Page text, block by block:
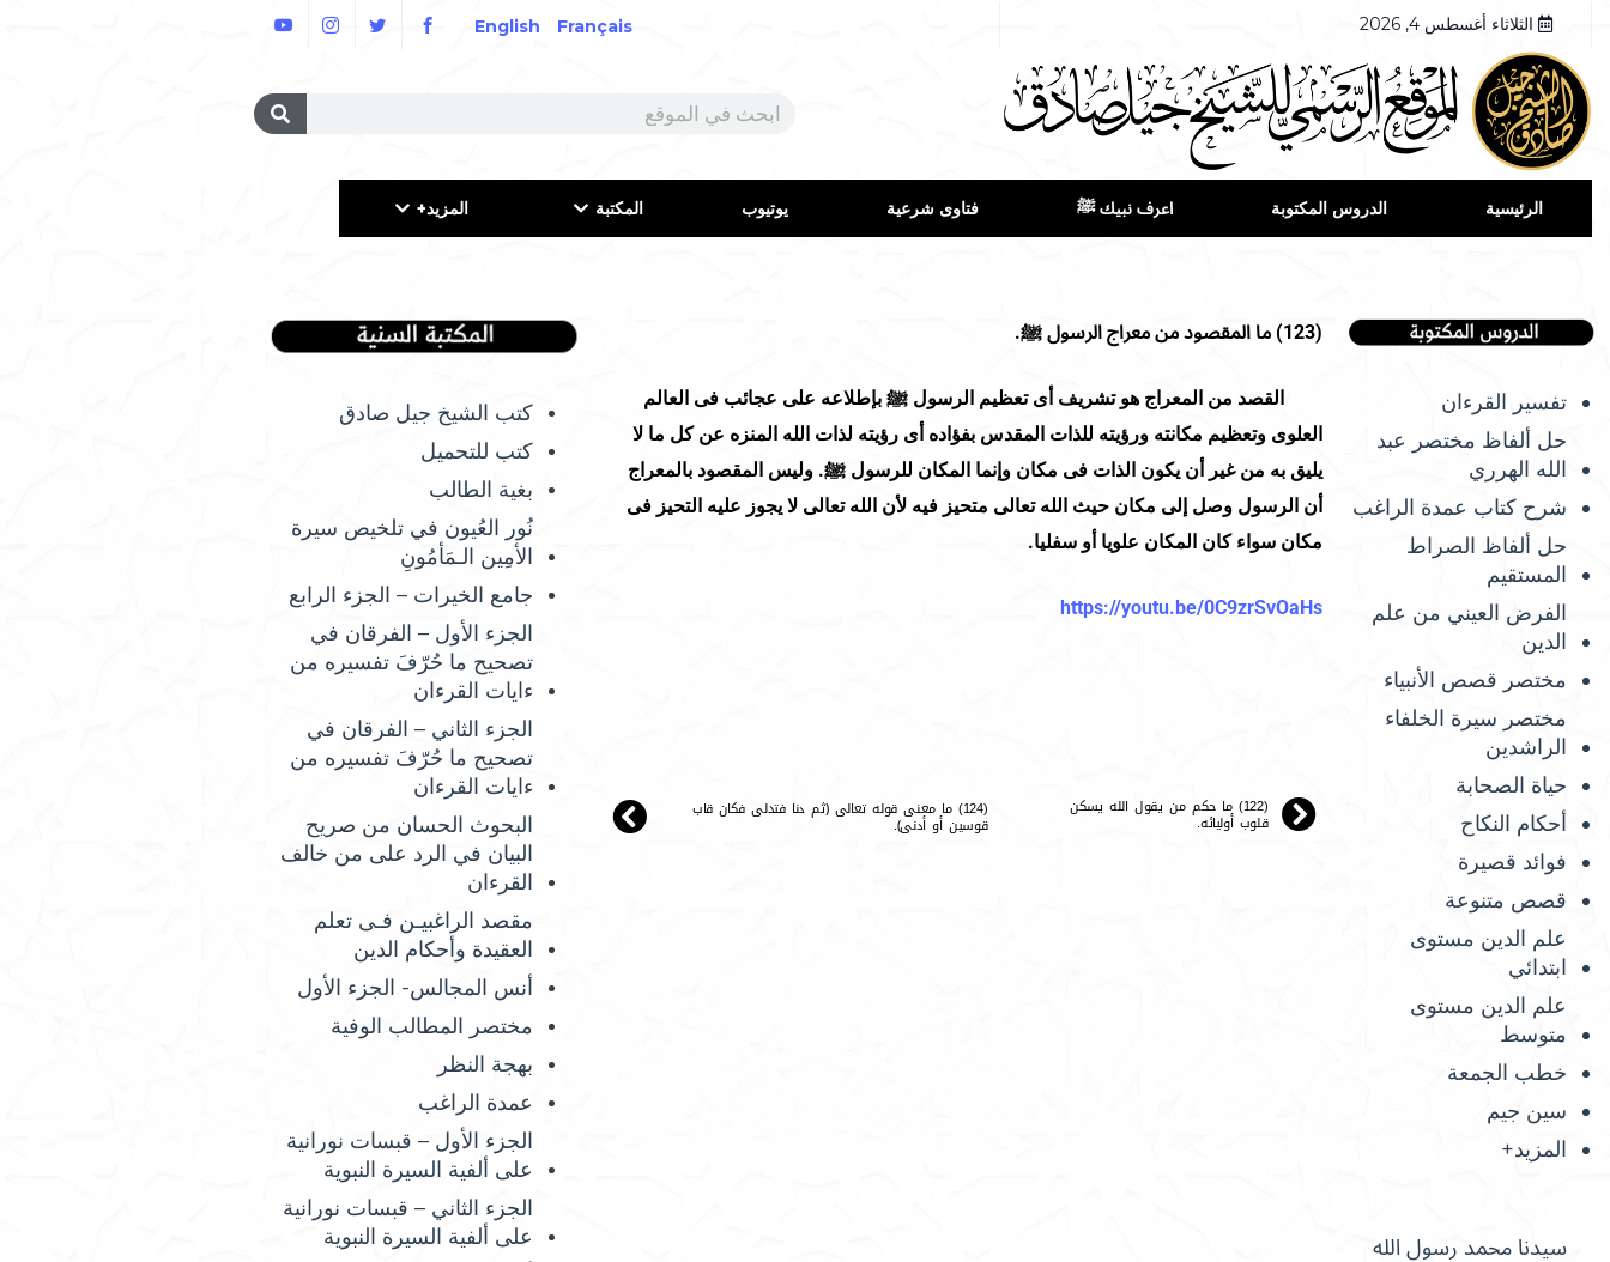
الثلاثاء أغسطس 4, 2026 Français
English
الرئيسية الدروس المكتوبة اعرف نبيك ﷺ فتاوى شرعية يوتيوب المكتبة المزيد+
تفسير القرءان
حل ألفاظ مختصر عبد
الله الهرري
شرح كتاب عمدة الراغب
حل ألفاظ الصراط
المستقيم
الفرض العيني من علم
الدين
مختصر قصص الأنبياء
مختصر سيرة الخلفاء
الراشدين
حياة الصحابة
أحكام النكاح
فوائد قصيرة
قصص متنوعة
علم الدين مستوى
ابتدائي
علم الدين مستوى
متوسط
خطب الجمعة
سين جيم
المزيد+
سيدنا محمد رسول الله
(123) ما المقصود من معراج الرسول ﷺ.
القصد من المعراج هو تشريف أى تعظيم الرسول ﷺ بإطلاعه على عجائب فى العالم
العلوى وتعظيم مكانته ورؤيته للذات المقدس بفؤاده أى رؤيته لذات الله المنزه عن كل ما لا
يليق به من غير أن يكون الذات فى مكان وإنما المكان للرسول ﷺ. وليس المقصود بالمعراج
أن الرسول وصل إلى مكان حيث الله تعالى متحيز فيه لأن الله تعالى لا يجوز عليه التحيز فى
مكان سواء كان المكان علويا أو سفليا.
https://youtu.be/0C9zrSvOaHs
(122) ما حكم من يقول الله يسكن
قلوب أوليائه.
(124) ما معنى قوله تعالى ﴿ثم دنا فتدلى فكان قاب
قوسين أو أدنى﴾.
كتب الشيخ جيل صادق
كتب للتحميل
بغية الطالب
نُور العُيون في تلخيص سيرة
الأمِين الـمَأمُونِ
جامع الخيرات – الجزء الرابع
الجزء الأول – الفرقان في
تصحيح ما حُرّفَ تفسيره من
ءايات القرءان
الجزء الثاني – الفرقان في
تصحيح ما حُرّفَ تفسيره من
ءايات القرءان
البحوث الحسان من صريح
البيان في الرد على من خالف
القرءان
مقصد الراغبيـن فـى تعلم
العقيدة وأحكام الدين
أنس المجالس- الجزء الأول
مختصر المطالب الوفية
بهجة النظر
عمدة الراغب
الجزء الأول – قبسات نورانية
على ألفية السيرة النبوية
الجزء الثاني – قبسات نورانية
على ألفية السيرة النبوية